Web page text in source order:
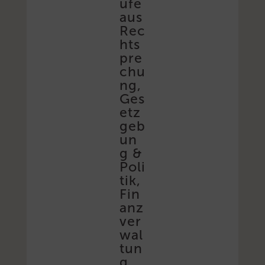
ufe
aus
Rec
hts
pre
chu
ng,
Ges
etz
geb
un
g &
Poli
tik,
Fin
anz
ver
wal
tun